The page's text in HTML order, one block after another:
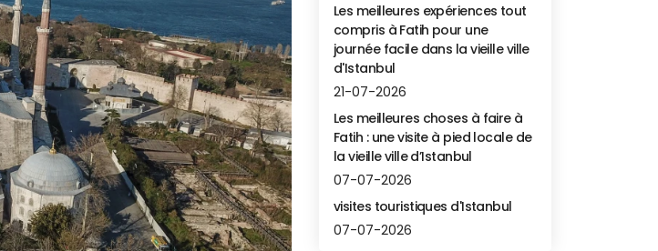
Les meilleures expériences tout
compris à Fatih pour une
journée facile dans la vieille ville
d'Istanbul
21-07-2026
Les meilleures choses à faire à
Fatih : une visite à pied locale de
la vieille ville d’Istanbul
07-07-2026
visites touristiques d'Istanbul
07-07-2026